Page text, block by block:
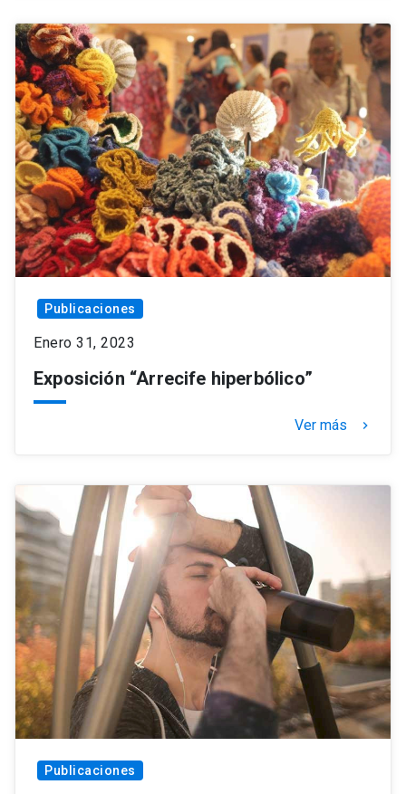
Publicaciones
Enero 31, 2023
Exposición “Arrecife hiperbólico”
Ver más keyboard_arrow_right
Publicaciones